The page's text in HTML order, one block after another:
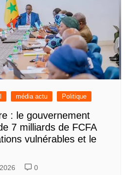
média actu Politique
: le gouvernement
7 milliards de FCFA
vulnérables et le
0